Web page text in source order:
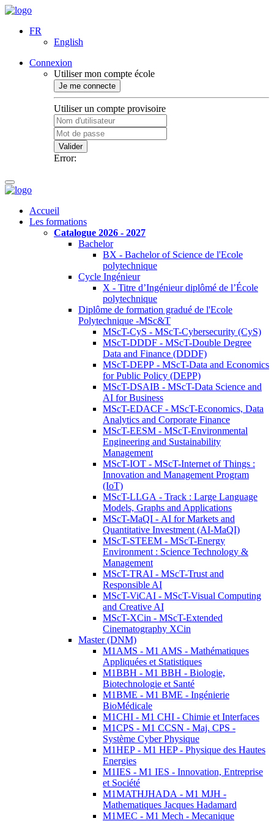
FR
English
Connexion
Utiliser mon compte école
Je me connecte
Utiliser un compte provisoire
Valider
Error:
Accueil
Les formations
Catalogue 2026 - 2027
Bachelor
BX - Bachelor of Science de l'Ecole
polytechnique
Cycle Ingénieur
X - Titre d’Ingénieur diplômé de l’École
polytechnique
Diplôme de formation gradué de l'Ecole
Polytechnique -MSc&T
MScT-CyS - MScT-Cybersecurity (CyS)
MScT-DDDF - MScT-Double Degree
Data and Finance (DDDF)
MScT-DEPP - MScT-Data and Economics
for Public Policy (DEPP)
MScT-DSAIB - MScT-Data Science and
AI for Business
MScT-EDACF - MScT-Economics, Data
Analytics and Corporate Finance
MScT-EESM - MScT-Environmental
Engineering and Sustainability
Management
MScT-IOT - MScT-Internet of Things :
Innovation and Management Program
(IoT)
MScT-LLGA - Track : Large Language
Models, Graphs and Applications
MScT-MaQI - AI for Markets and
Quantitative Investment (AI-MaQI)
MScT-STEEM - MScT-Energy
Environment : Science Technology &
Management
MScT-TRAI - MScT-Trust and
Responsible AI
MScT-ViCAI - MScT-Visual Computing
and Creative AI
MScT-XCin - MScT-Extended
Cinematography XCin
Master (DNM)
M1AMS - M1 AMS - Mathématiques
Appliquées et Statistiques
M1BBH - M1 BBH - Biologie,
Biotechnologie et Santé
M1BME - M1 BME - Ingénierie
BioMédicale
M1CHI - M1 CHI - Chimie et Interfaces
M1CPS - M1 CCSN - Maj. CPS -
Système Cyber Physique
M1HEP - M1 HEP - Physique des Hautes
Energies
M1IES - M1 IES - Innovation, Entreprise
et Société
M1MATHJHADA - M1 MJH -
Mathematiques Jacques Hadamard
M1MEC - M1 Mech - Mecanique